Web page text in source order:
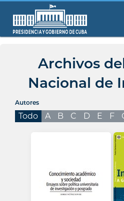
Archivos
Nacional de
Autores
Todo A B C D E F